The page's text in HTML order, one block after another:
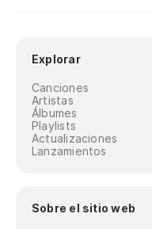
Explorar
Canciones
Artistas
Álbumes
Playlists
Actualizaciones
Lanzamientos
Sobre el sitio web